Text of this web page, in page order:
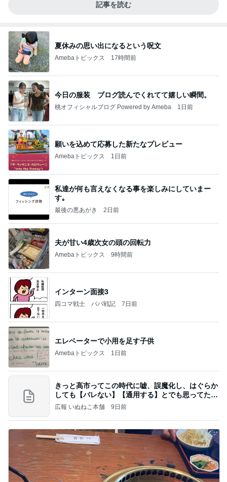
記事を読む
夏休みの思い出になるという呪文
Amebaトピックス 17時間前
今日の服装 ブログ読んでくれてて嬉しい瞬間。
桃オフィシャルブログ Powered by Ameba 1日前
願いを込めて応募した新たなプレビュー
Amebaトピックス 1日前
私達が何も言えなくなる事を楽しみにしていまー
す｡
最後の悪あがき 2日前
夫が甘い4歳次女の頭の回転力
Amebaトピックス 9時間前
インターン面接3
四コマ戦士 パパ戦記 7日前
エレベーターで小用を足す子供
Amebaトピックス 1日前
きっと高市ってこの時代に嘘、誤魔化し、はぐらか
しても【バレない】【通用する】とでも思ってたん
だろ
広報 いぬねこ本舗 9日前